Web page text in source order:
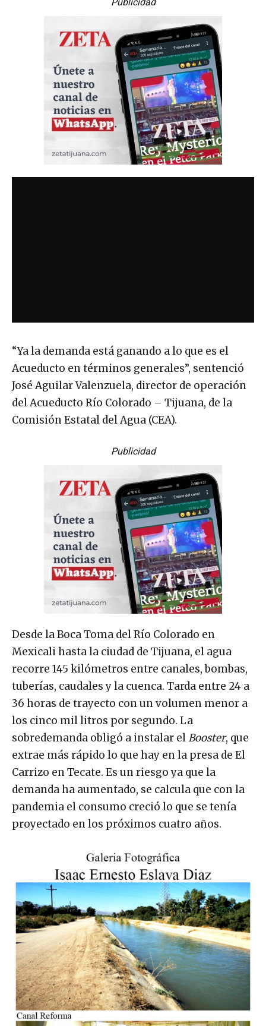
“Ya la demanda está ganando a lo que es el
Acueducto en términos generales”, sentenció
José Aguilar Valenzuela, director de operación
del Acueducto Río Colorado – Tijuana, de la
Comisión Estatal del Agua (CEA).
Publicidad
Desde la Boca Toma del Río Colorado en
Mexicali hasta la ciudad de Tijuana, el agua
recorre 145 kilómetros entre canales, bombas,
tuberías, caudales y la cuenca. Tarda entre 24 a
36 horas de trayecto con un volumen menor a
los cinco mil litros por segundo. La
sobredemanda obligó a instalar elBooster, que
extrae más rápido lo que hay en la presa de El
Carrizo en Tecate. Es un riesgo ya que la
demanda ha aumentado, se calcula que con la
pandemia el consumo creció lo que se tenía
proyectado en los próximos cuatro años.